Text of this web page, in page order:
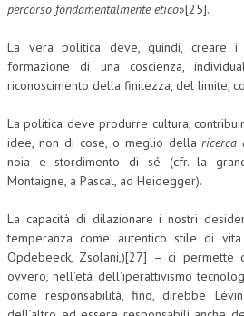
percorso fondamentalmente etico»[25].
La vera politica deve, quindi, creare i
formazione di una coscienza,
riconoscimento della finitezza, del limite,
La politica deve produrre cultura,
idee, non di cose, o meglio dellaricerca
noia e stordimento di sé (cfr. la
Montaigne, a Pascal, ad Heidegger).
La capacità di dilazionare i nostri
temperanza come autentico stile di
Opdebeeck, Zsolani,)[27] – ci
ovvero, nell’età dell’iperattivismo
come responsabilità, fino, direbbe